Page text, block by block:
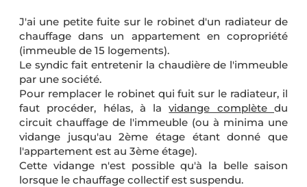
J'ai une petite fuite sur le robinet d'un radiateur de
chauffage dans un appartement en copropriété
(immeuble de 15 logements).
Le syndic fait entretenir la chaudière de l'immeuble
par une société.
Pour remplacer le robinet qui fuit sur le radiateur, il
faut procéder, hélas, à lavidange complètedu
circuit chauffage de l'immeuble (ou à minima une
vidange jusqu'au 2ème étage étant donné que
l'appartement est au 3ème étage).
Cette vidange n'est possible qu'à la belle saison
lorsque le chauffage collectif est suspendu.